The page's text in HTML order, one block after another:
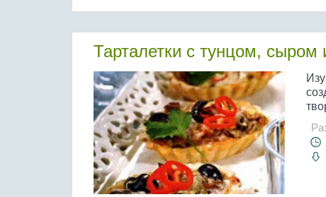
Тарталетки с тунцом,